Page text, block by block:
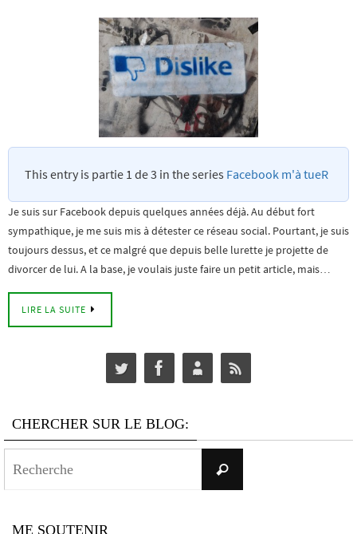
This entry is partie 1 de 3 in the series Facebook m'à tueR
Je suis sur Facebook depuis quelques années déjà. Au début fort
sympathique, je me suis mis à détester ce réseau social. Pourtant, je suis
toujours dessus, et ce malgré que depuis belle lurette je projette de
divorcer de lui. A la base, je voulais juste faire un petit article, mais…
LIRE LA SUITE
CHERCHER SUR LE BLOG:
Recherche
ME SOUTENIR